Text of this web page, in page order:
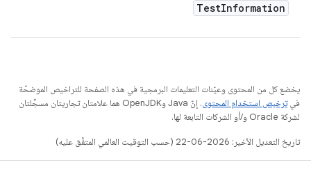
TestInformation
يخضع كل من المحتوى وعيّنات التعليمات البرمجية في هذه الصفحة للتراخيص الموضحّة
فيترخيص استخدام المحتوى
. إنّ Java وOpenJDK هما علامتان تجاريتان مسجَّلتان
لشركة Oracle و/أو الشركات التابعة لها.
تاريخ التعديل الأخير: 2026-06-22 (حسب التوقيت العالمي المتفَّق عليه)